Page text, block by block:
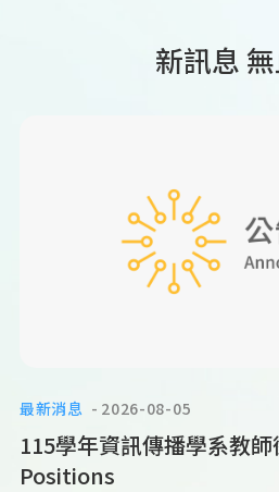
新訊息
最新消息 2026-08-05
115學年資訊傳播學系教
Positions